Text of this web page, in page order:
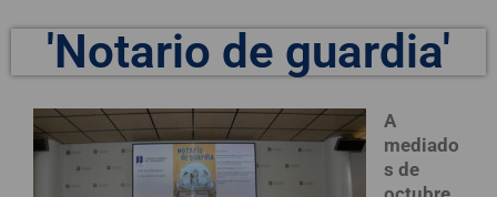
'Notario de guardia'
A
mediado
s de